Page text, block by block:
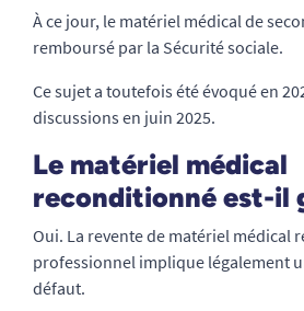
À ce jour, le matériel médical de
remboursé par la Sécurité sociale.
Ce sujet a toutefois été évoqué en
discussions en juin 2025.
Le matériel médical
reconditionné est-il
Oui. La revente de matériel médical
professionnel implique légalement
défaut.